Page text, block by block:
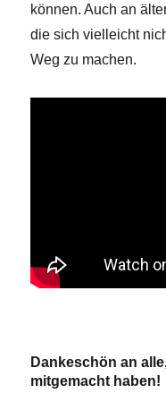
können. Auch an
die sich vielleicht
Weg zu machen.
Dankeschön an
mitgemacht haben!